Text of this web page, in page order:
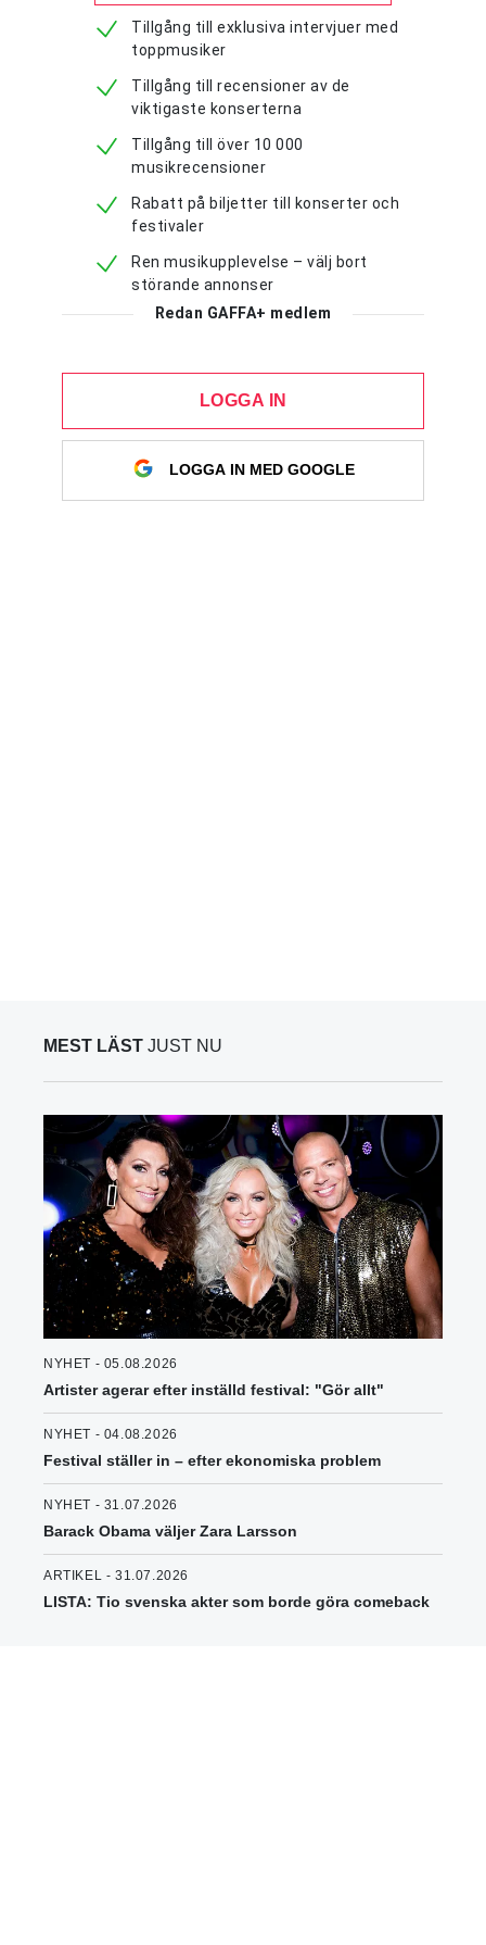
Tillgång till exklusiva intervjuer med
toppmusiker
Tillgång till recensioner av de
viktigaste konserterna
Tillgång till över 10 000
musikrecensioner
Rabatt på biljetter till konserter och
festivaler
Ren musikupplevelse – välj bort
störande annonser
Redan GAFFA+ medlem
LOGGA IN
LOGGA IN MED GOOGLE
MEST LÄST JUST NU
NYHET - 05.08.2026
Artister agerar efter inställd festival: "Gör allt"
NYHET - 04.08.2026
Festival ställer in – efter ekonomiska problem
NYHET - 31.07.2026
Barack Obama väljer Zara Larsson
ARTIKEL - 31.07.2026
LISTA: Tio svenska akter som borde göra comeback